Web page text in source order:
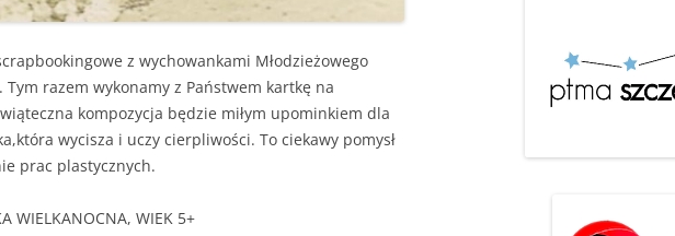
z wychowankami Młodzieżowego
razem wykonamy z Państwem kartkę na
kompozycja będzie miłym upominkiem dla
wycisza i uczy cierpliwości. To ciekawy pomysł
prac plastycznych.
WIELKANOCNA, WIEK 5+